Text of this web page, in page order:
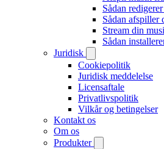
Sådan
Sådan afspiller
Stream din
Sådan
Juridisk
Cookiepolitik
Juridisk meddelelse
Licensaftale
Privatlivspolitik
Vilkår og betingelser
Kontakt os
Om os
Produkter